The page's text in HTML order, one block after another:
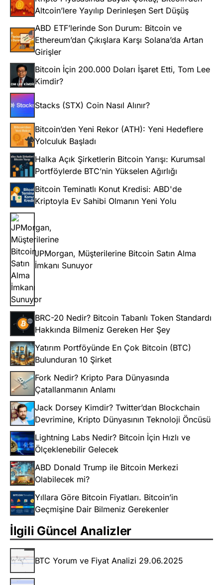
Altcoin’lere Yayılıp Derinleşen Sert Düşüş
ABD ETF’lerinde Son Durum: Bitcoin ve
Ethereum’dan Çıkışlara Karşı Solana’da Artan
Girişler
Bitcoin İçin 200.000 Doları İşaret Etti, Tom Lee
Kimdir?
Stacks (STX) Coin Nasıl Alınır?
Bitcoin’den Yeni Rekor (ATH): Yeni Hedeflere
Yolculuk Başladı
Halka Açık Şirketlerin Bitcoin Yarışı: Kurumsal
Portföylerde BTC’nin Yükselen Ağırlığı
Bitcoin Teminatlı Konut Kredisi: ABD'de
Kriptoyla Ev Sahibi Olmanın Yeni Yolu
JPMorgan, Müşterilerine Bitcoin Satın Alma
İmkanı Sunuyor
BRC-20 Nedir? Bitcoin Tabanlı Token Standardı
Hakkında Bilmeniz Gereken Her Şey
Yatırım Portföyünde En Çok Bitcoin (BTC)
Bulunduran 10 Şirket
Fork Nedir? Kripto Para Dünyasında
Çatallanmanın Anlamı
Jack Dorsey Kimdir? Twitter’dan Blockchain
Devrimine, Kripto Dünyasının Teknoloji Öncüsü
Lightning Labs Nedir? Bitcoin İçin Hızlı ve
Ölçeklenebilir Gelecek
ABD Donald Trump ile Bitcoin Merkezi
Olabilecek mi?
Yıllara Göre Bitcoin Fiyatları. Bitcoin’in
Geçmişine Dair Bilmeniz Gerekenler
İlgili Güncel Analizler
BTC Yorum ve Fiyat Analizi 29.06.2025